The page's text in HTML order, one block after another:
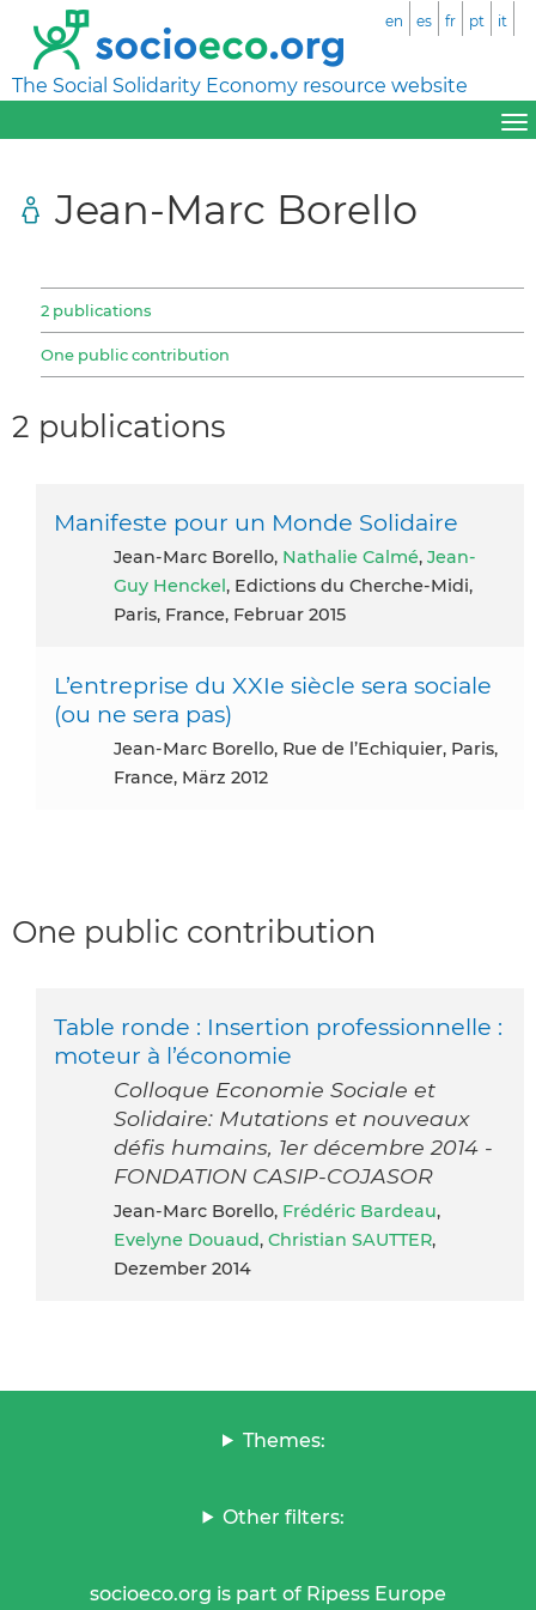
The Social Solidarity Economy resource website
en es fr pt it
Jean-Marc Borello
2 publications
One public contribution
2 publications
Manifeste pour un Monde Solidaire
Jean-Marc Borello, Nathalie Calmé, Jean-
Guy Henckel, Edictions du Cherche-Midi,
Paris, France, Februar 2015
L’entreprise du XXIe siècle sera sociale
(ou ne sera pas)
Jean-Marc Borello, Rue de l’Echiquier, Paris,
France, März 2012
One public contribution
Table ronde : Insertion professionnelle :
moteur à l’économie
Colloque Economie Sociale et
Solidaire: Mutations et nouveaux
défis humains, 1er décembre 2014 -
FONDATION CASIP-COJASOR
Jean-Marc Borello, Frédéric Bardeau,
Evelyne Douaud, Christian SAUTTER,
Dezember 2014
Themes:
Other filters:
socioeco.org is part of Ripess Europe